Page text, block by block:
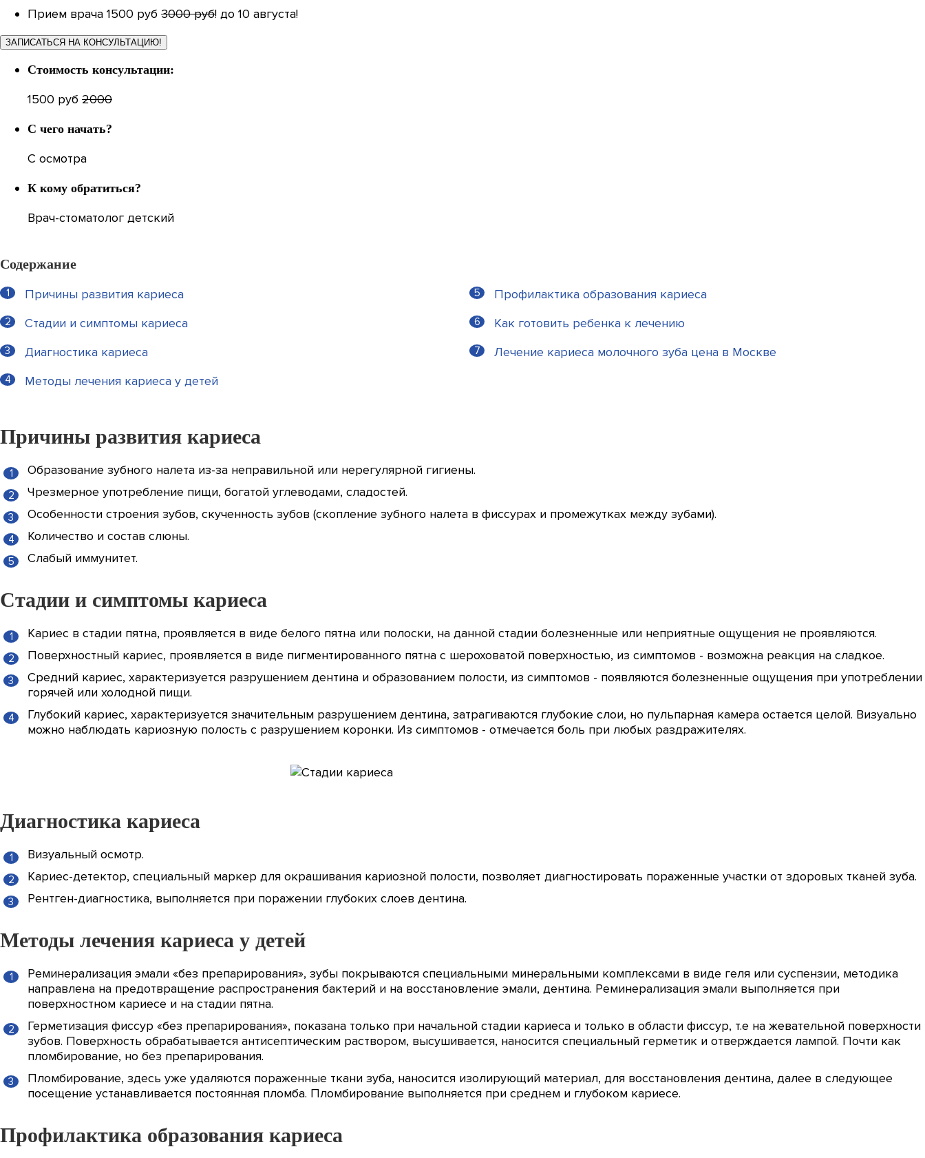
Прием врача 1500 руб 3000 руб! до 10 августа!
ЗАПИСАТЬСЯ НА КОНСУЛЬТАЦИЮ!
Стоимость консультации:
1500 руб 2000
С чего начать?
С осмотра
К кому обратиться?
Врач-стоматолог детский
Содержание
Причины развития кариеса
Стадии и симптомы кариеса
Диагностика кариеса
Методы лечения кариеса у детей
Профилактика образования кариеса
Как готовить ребенка к лечению
Лечение кариеса молочного зуба цена в Москве
Причины развития кариеса
Образование зубного налета из-за неправильной или нерегулярной гигиены.
Чрезмерное употребление пищи, богатой углеводами, сладостей.
Особенности строения зубов, скученность зубов (скопление зубного налета в фиссурах и промежутках между зубами).
Количество и состав слюны.
Слабый иммунитет.
Стадии и симптомы кариеса
Кариес в стадии пятна, проявляется в виде белого пятна или полоски, на данной стадии болезненные или неприятные ощущения не проявляются.
Поверхностный кариес, проявляется в виде пигментированного пятна с шероховатой поверхностью, из симптомов - возможна реакция на сладкое.
Средний кариес, характеризуется разрушением дентина и образованием полости, из симптомов - появляются болезненные ощущения при употреблении
горячей или холодной пищи.
Глубокий кариес, характеризуется значительным разрушением дентина, затрагиваются глубокие слои, но пульпарная камера остается целой. Визуально
можно наблюдать кариозную полость с разрушением коронки. Из симптомов - отмечается боль при любых раздражителях.
Диагностика кариеса
Визуальный осмотр.
Кариес-детектор, специальный маркер для окрашивания кариозной полости, позволяет диагностировать пораженные участки от здоровых тканей зуба.
Рентген-диагностика, выполняется при поражении глубоких слоев дентина.
Методы лечения кариеса у детей
Реминерализация эмали «без препарирования», зубы покрываются специальными минеральными комплексами в виде геля или суспензии, методика
направлена на предотвращение распространения бактерий и на восстановление эмали, дентина. Реминерализация эмали выполняется при
поверхностном кариесе и на стадии пятна.
Герметизация фиссур «без препарирования», показана только при начальной стадии кариеса и только в области фиссур, т.е на жевательной поверхности
зубов. Поверхность обрабатывается антисептическим раствором, высушивается, наносится специальный герметик и отверждается лампой. Почти как
пломбирование, но без препарирования.
Пломбирование, здесь уже удаляются пораженные ткани зуба, наносится изолирующий материал, для восстановления дентина, далее в следующее
посещение устанавливается постоянная пломба. Пломбирование выполняется при среднем и глубоком кариесе.
Профилактика образования кариеса